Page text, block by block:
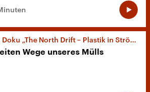
Doku „The North Drift – Plastik in Strömen“
Wege unseres Mülls